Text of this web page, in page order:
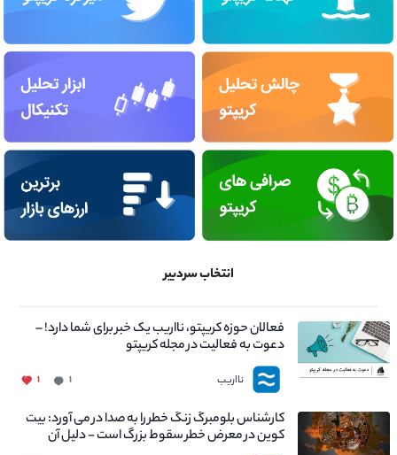
انتخاب سردبیر
فعالان حوزه کریپتو، نااریب یک خبر برای شما دارد! –
دعوت به فعالیت در مجله کریپتو
نااریب ۱ ۱
کارشناس بلومبرگ زنگ خطر را به صدا در می آورد: بیت
کوین در معرض خطر سقوط بزرگ است - دلیل آن